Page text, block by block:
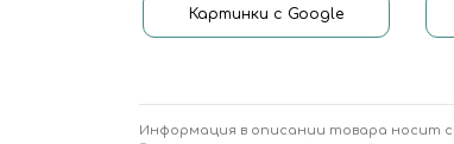
Картинки с Google
Информация в описании товара носит